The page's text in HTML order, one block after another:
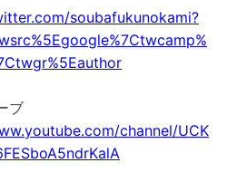
soubafukunokami?
channel/UCK